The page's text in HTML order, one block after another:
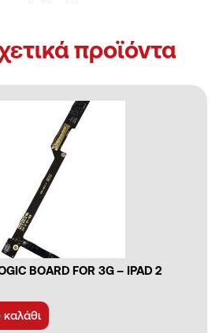
προϊόντα
BOARD FOR 3G – IPAD 2